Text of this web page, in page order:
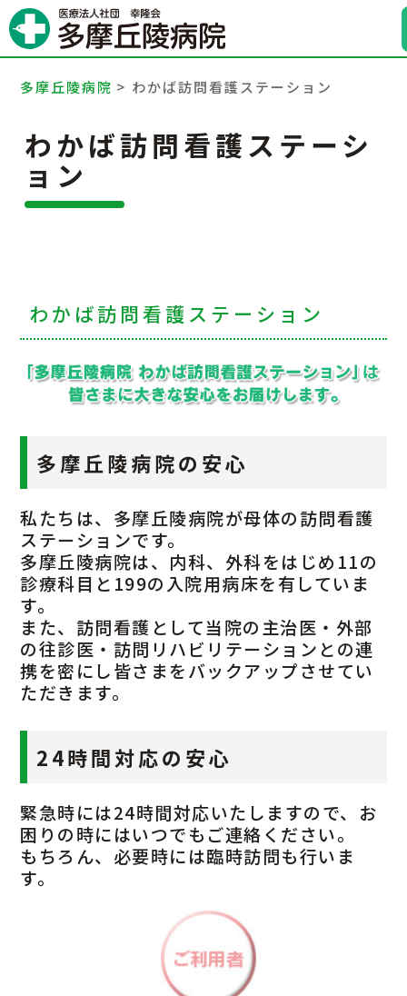
病院案内
入院のご案内
交通アクセス
採用情報
多摩丘陵病院 > わかば訪問看護ステーション
わかば訪問看護ステーシ
ョン
わかば訪問看護ステーション
多摩丘陵病院の安心
私たちは、多摩丘陵病院が母体の訪問看護
ステーションです。
多摩丘陵病院は、内科、外科をはじめ11の
診療科目と199の入院用病床を有していま
す。
また、訪問看護として当院の主治医・外部
の往診医・訪問リハビリテーションとの連
携を密にし皆さまをバックアップさせてい
ただきます。
24時間対応の安心
緊急時には24時間対応いたしますので、お
困りの時にはいつでもご連絡ください。
もちろん、必要時には臨時訪問も行いま
す。